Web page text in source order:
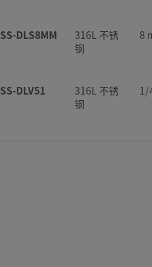
SS-DLS8MM
316L 不锈
钢
8
SS-DLV51
316L 不锈
钢
1/